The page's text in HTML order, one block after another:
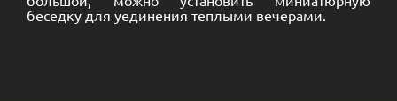
беседку для уединения теплыми вечерами.